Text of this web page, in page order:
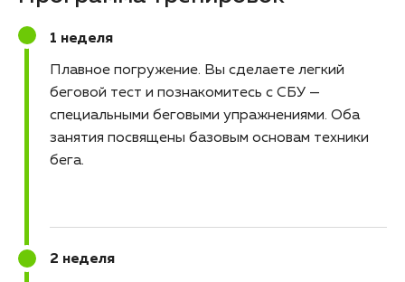
1 неделя
Плавное погружение
Вы сделаете легкий
беговой тест и познакомитесь с СБУ —
специальными беговыми упражнениями. Оба
занятия посвящены базовым основам техники
бега.
2 неделя